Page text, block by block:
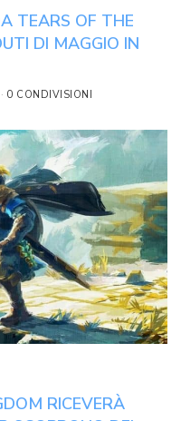
TEARS OF THE
DI MAGGIO IN
0 CONDIVISIONI
RICEVERÀ